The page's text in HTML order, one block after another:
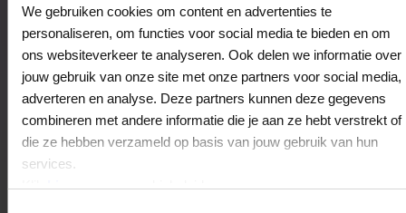
We gebruiken cookies om content en advertenties te
personaliseren, om functies voor social media te bieden en om
ons websiteverkeer te analyseren. Ook delen we informatie over
jouw gebruik van onze site met onze partners voor social media,
adverteren en analyse. Deze partners kunnen deze gegevens
combineren met andere informatie die je aan ze hebt verstrekt of
die ze hebben verzameld op basis van jouw gebruik van hun
services.
Klikhiervoor ons cookiebeleid.
9641AD Veendam
Veelgestelde Vragen
Kan ik het saldo in delen besteden?